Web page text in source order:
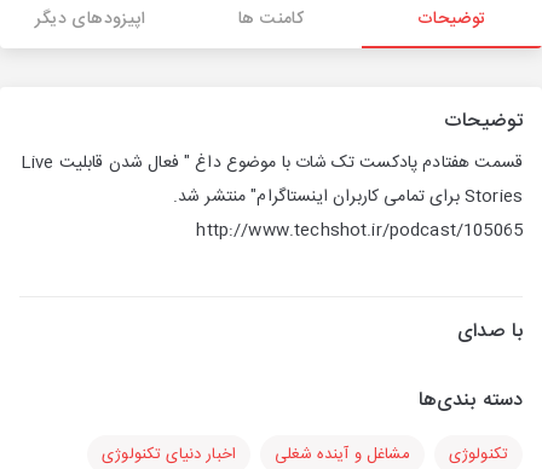
توضیحات کامنت ها اپیزودهای دیگر
توضیحات
قسمت هفتادم پادکست تک شات با موضوع داغ " فعال شدن قابلیت Live
Stories برای تمامی کاربران اینستاگرام" منتشر شد.
http://www.techshot.ir/podcast/105065
با صدای
دسته بندی‌ها
تکنولوژی مشاغل و آینده شغلی اخبار دنیای تکنولوژی